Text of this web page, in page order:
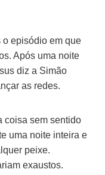
o episódio em que
Após uma noite
diz a Simão
as redes.
coisa sem sentido
uma noite inteira e
peixe.
exaustos.